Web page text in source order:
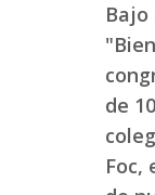
Bajo
de
Foc,